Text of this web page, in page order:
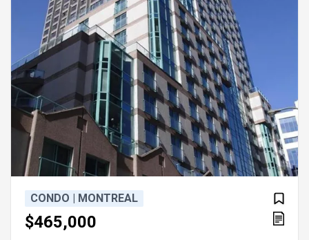
CONDO | MONTREAL
$465,000